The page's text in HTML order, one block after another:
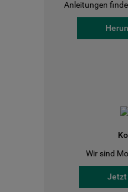
Anleitungen
Wir sind
Jetzt